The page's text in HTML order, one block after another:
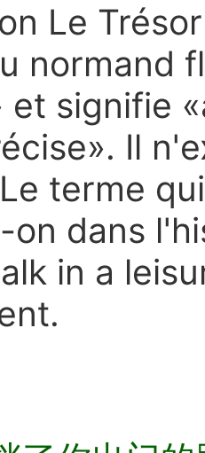
Le
normand
et signifie
Il
terme
on dans
in a